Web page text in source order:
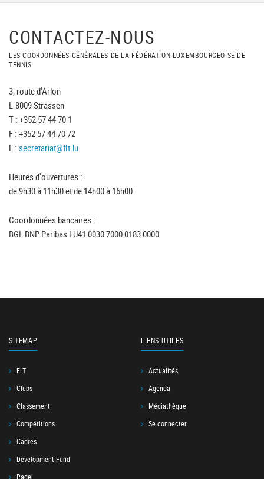
CONTACTEZ-NOUS
LES COORDONNÉES GÉNÉRALES DE LA FÉDÉRATION LUXEMBOURGEOISE DE
TENNIS
3, route d'Arlon
L-8009 Strassen
T : +352 57 44 70 1
F : +352 57 44 70 72
E : secretariat@flt.lu
Heures d'ouvertures :
de 9h30 à 11h30 et de 14h00 à 16h00
Coordonnées bancaires :
BGL BNP Paribas LU41 0030 7000 0183 0000
SITEMAP
FLT
Clubs
Classement
Compétitions
Cadres
Development Fund
Padel
LIENS UTILES
Actualités
Agenda
Médiathèque
Se connecter